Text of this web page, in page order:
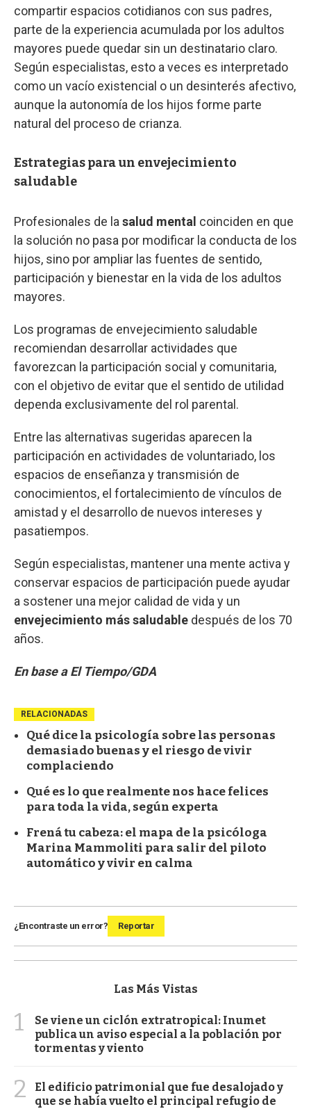
compartir espacios cotidianos con sus padres,
parte de la experiencia acumulada por los adultos
mayores puede quedar sin un destinatario claro.
Según especialistas, esto a veces es interpretado
como un vacío existencial o un desinterés afectivo,
aunque la autonomía de los hijos forme parte
natural del proceso de crianza.
Estrategias para un envejecimiento
saludable
Profesionales de la salud mental coinciden en que
la solución no pasa por modificar la conducta de los
hijos, sino por ampliar las fuentes de sentido,
participación y bienestar en la vida de los adultos
mayores.
Los programas de envejecimiento saludable
recomiendan desarrollar actividades que
favorezcan la participación social y comunitaria,
con el objetivo de evitar que el sentido de utilidad
dependa exclusivamente del rol parental.
Entre las alternativas sugeridas aparecen la
participación en actividades de voluntariado, los
espacios de enseñanza y transmisión de
conocimientos, el fortalecimiento de vínculos de
amistad y el desarrollo de nuevos intereses y
pasatiempos.
Según especialistas, mantener una mente activa y
conservar espacios de participación puede ayudar
a sostener una mejor calidad de vida y un
envejecimiento más saludable después de los 70
años.
En base a El Tiempo/GDA
RELACIONADAS
Qué dice la psicología sobre las personas
demasiado buenas y el riesgo de vivir
complaciendo
Qué es lo que realmente nos hace felices
para toda la vida, según experta
Frená tu cabeza: el mapa de la psicóloga
Marina Mammoliti para salir del piloto
automático y vivir en calma
¿Encontraste un error? Reportar
Las Más Vistas
1
Se viene un ciclón extratropical: Inumet
publica un aviso especial a la población por
tormentas y viento
2
El edificio patrimonial que fue desalojado y
que se había vuelto el principal refugio de